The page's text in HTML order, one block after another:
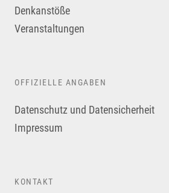
Denkanstöße
Veranstaltungen
OFFIZIELLE ANGABEN
Datenschutz und Datensicherheit
Impressum
KONTAKT